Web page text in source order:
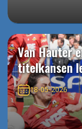
Van Hauter
titelkansen
18-05-2026